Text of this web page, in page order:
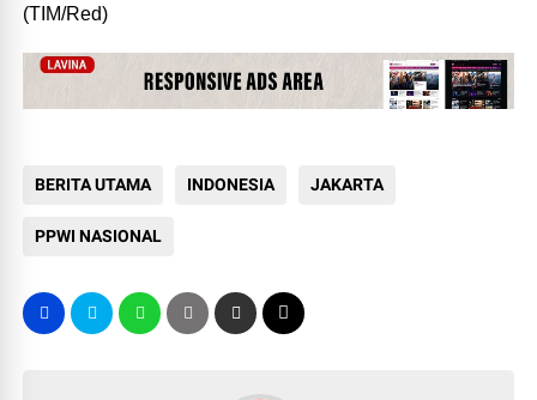
(TIM/Red)
BERITA UTAMA INDONESIA JAKARTA
PPWI NASIONAL